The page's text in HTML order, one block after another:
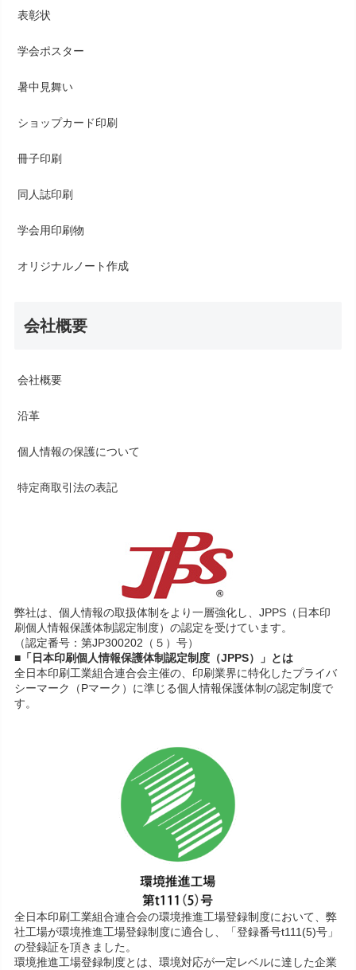
表彰状
学会ポスター
暑中見舞い
ショップカード印刷
冊子印刷
同人誌印刷
学会用印刷物
オリジナルノート作成
会社概要
会社概要
沿革
個人情報の保護について
特定商取引法の表記
弊社は、個人情報の取扱体制をより一層強化し、JPPS（日本印
刷個人情報保護体制認定制度）の認定を受けています。
（認定番号：第JP300202（５）号）
■「日本印刷個人情報保護体制認定制度（JPPS）」とは
全日本印刷工業組合連合会主催の、印刷業界に特化したプライバ
シーマーク（Pマーク）に準じる個人情報保護体制の認定制度で
す。
全日本印刷工業組合連合会の環境推進工場登録制度において、弊
社工場が環境推進工場登録制度に適合し、「登録番号t111(5)号」
の登録証を頂きました。
環境推進工場登録制度とは、環境対応が一定レベルに達した企業